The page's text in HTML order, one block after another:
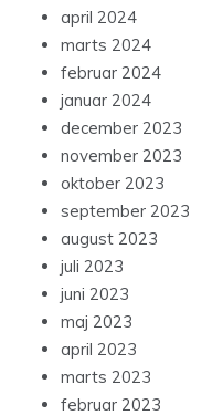
april 2024
marts 2024
februar 2024
januar 2024
december 2023
november 2023
oktober 2023
september 2023
august 2023
juli 2023
juni 2023
maj 2023
april 2023
marts 2023
februar 2023